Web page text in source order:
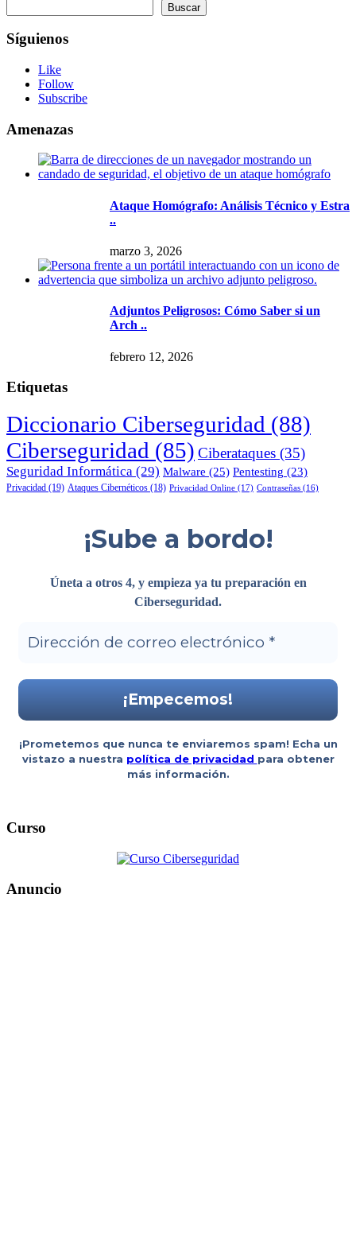
Buscar
Síguienos
Like
Follow
Subscribe
Amenazas
Ataque Homógrafo: Análisis Técnico y Estra
..
marzo 3, 2026
Adjuntos Peligrosos: Cómo Saber si un
Arch ..
febrero 12, 2026
Etiquetas
Diccionario Ciberseguridad (88)
Ciberseguridad (85) Ciberataques (35)
Seguridad Informática (29) Malware (25) Pentesting (23)
Privacidad (19) Ataques Cibernéticos (18) Privacidad Online (17) Contraseñas (16)
¡Sube a bordo!
Úneta a otros 4, y empieza ya tu preparación en
Ciberseguridad.
¡Prometemos que nunca te enviaremos spam! Echa un
vistazo a nuestra política de privacidad para obtener
más información.
Curso
Anuncio